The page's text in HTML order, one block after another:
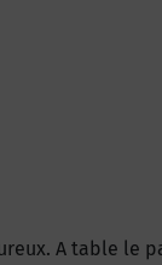
A table